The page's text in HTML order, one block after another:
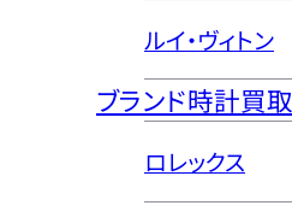
ルイ・ヴィトン
ブランド時計買取
ロレックス